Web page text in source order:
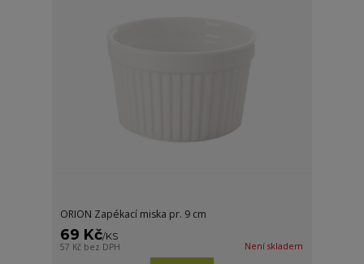
ORION Zapékací miska pr. 9 cm
69 Kč/KS
57 Kč bez DPH Není skladem